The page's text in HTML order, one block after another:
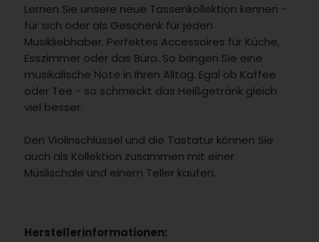
Lernen Sie unsere neue Tassenkollektion kennen -
für sich oder als Geschenk für jeden
Musikliebhaber. Perfektes Accessoires für Küche,
Esszimmer oder das Büro. So bringen Sie eine
musikalische Note in Ihren Alltag. Egal ob Kaffee
oder Tee - so schmeckt das Heißgetränk gleich
viel besser.
Den Violinschlüssel und die Tastatur können Sie
auch als Kollektion zusammen mit einer
Müslischale und einem Teller kaufen.
Herstellerinformationen: